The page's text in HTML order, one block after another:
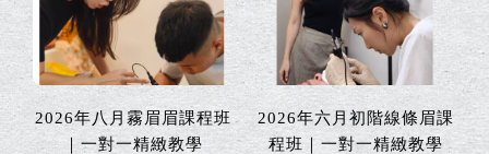
2026年八月霧眉眉課程班
｜一對一精緻教學
2026年六月初階線條眉課
程班｜一對一精緻教學